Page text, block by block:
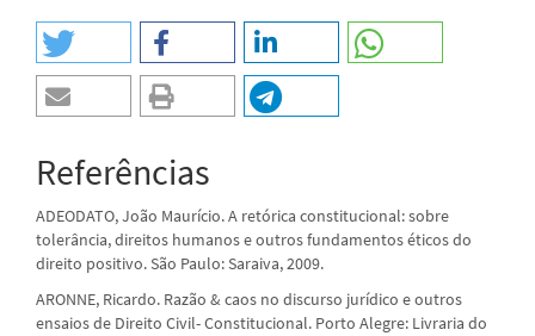
Referências
ADEODATO, João Maurício. A retórica constitucional: sobre
tolerância, direitos humanos e outros fundamentos éticos do
direito positivo. São Paulo: Saraiva, 2009.
ARONNE, Ricardo. Razão & caos no discurso jurídico e outros
ensaios de Direito Civil- Constitucional. Porto Alegre: Livraria do